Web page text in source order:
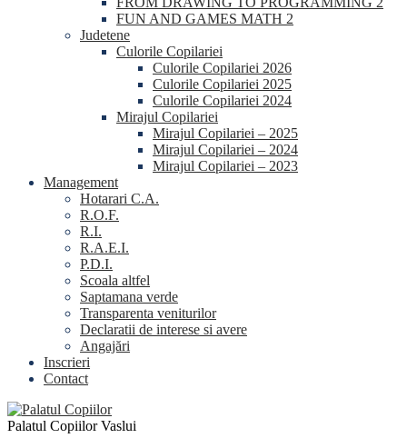
FUN AND GAMES MATH 2
Judetene
Culorile Copilariei
Culorile Copilariei 2026
Culorile Copilariei 2025
Culorile Copilariei 2024
Mirajul Copilariei
Mirajul Copilariei – 2025
Mirajul Copilariei – 2024
Mirajul Copilariei – 2023
Management
Hotarari C.A.
R.O.F.
R.I.
R.A.E.I.
P.D.I.
Scoala altfel
Saptamana verde
Transparenta veniturilor
Declaratii de interese si avere
Angajări
Inscrieri
Contact
Palatul Copiilor Vaslui